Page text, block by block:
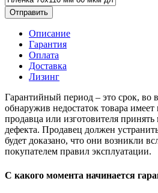
Отправить
Описание
Гарантия
Оплата
Доставка
Лизинг
Гарантийный период – это срок, во
обнаружив недостаток товара имеет
продавца или изготовителя
дефекта. Продавец должен
будет доказано, что они возникли
покупателем правил эксплуатации.
С какого момента начинается